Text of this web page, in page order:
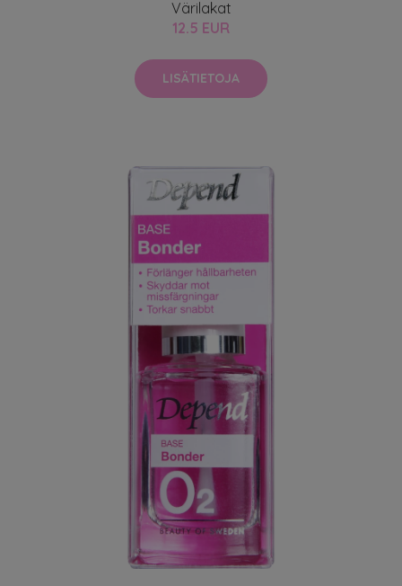
Värilakat
12.5 EUR
LISÄTIETOJA